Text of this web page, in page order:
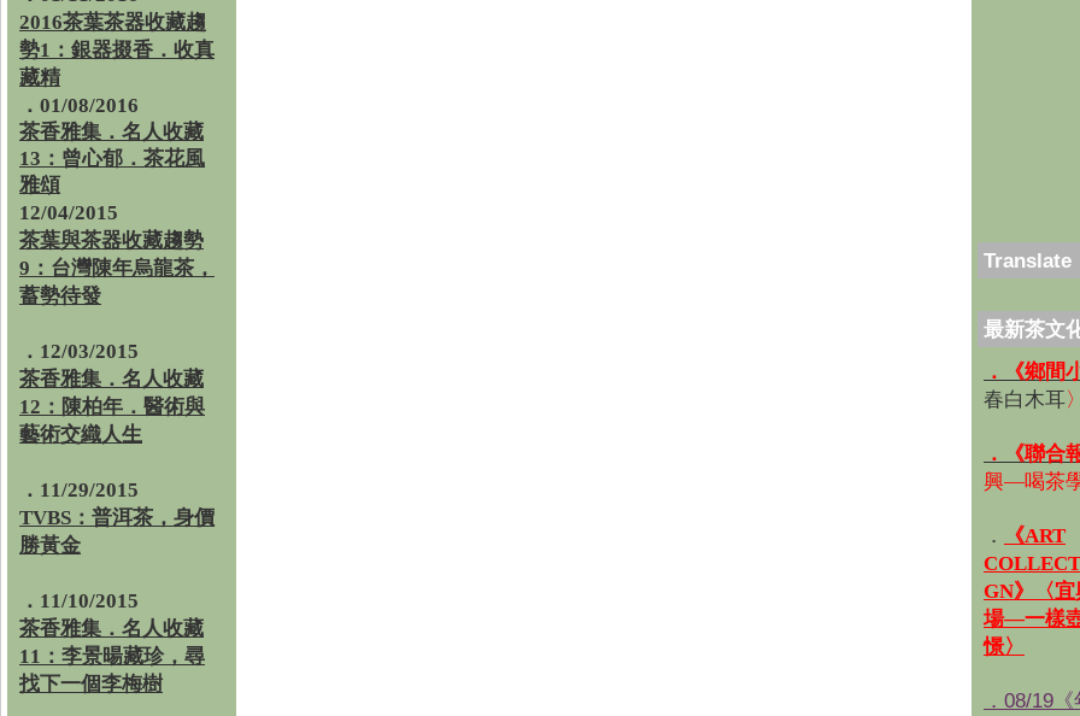
2016茶葉茶器收藏趨
勢1：銀器掇香．收真
藏精
．01/08/2016
茶香雅集 ． 名人收藏
13：曾心郁．茶花風
雅頌
12/04/2015
茶葉與茶器收藏趨勢
9：台灣陳年烏龍茶，
蓄勢待發
．12/03/2015
茶香雅集．名人收藏
12：陳柏年．醫術與
藝術交織人生
．11/29/2015
TVBS：普洱茶，身價
勝黃金
．11/10/2015
茶香雅集．名人收藏
11：李景暘藏珍，尋
找下一個李梅樹
Translate
最新茶文
．《鄉間
春白木耳
．《聯合
興—喝茶
．
《ART
GN》〈
場—一樣
憬〉
．08/19